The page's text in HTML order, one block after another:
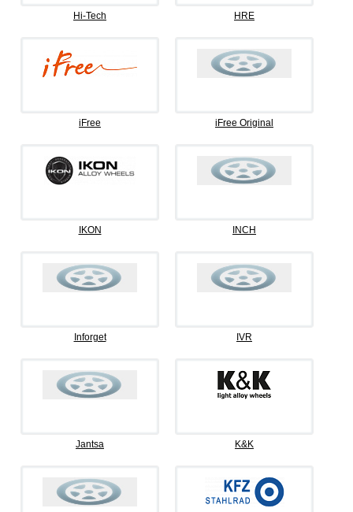
Hi-Tech HRE
iFree iFree Original
IKON INCH
Inforget IVR
Jantsa K&K